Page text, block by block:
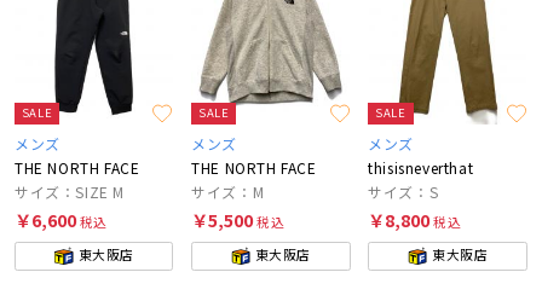
SALE
メンズ
THE NORTH FACE
サイズ：SIZE M
￥6,600税込
東大阪店
SALE
メンズ
THE NORTH FACE
サイズ：M
￥5,500税込
東大阪店
SALE
メンズ
thisisneverthat
サイズ：S
￥8,800税込
東大阪店